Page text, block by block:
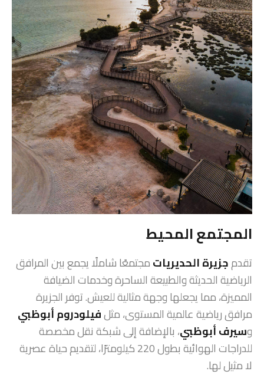
المجتمع المحيط
تقدمجزيرة الحديرياتمجتمعًا شاملًا يجمع بين المرافق
الرياضية الحديثة والطبيعة الساحرة وخدمات الضيافة
المميزة، مما يجعلها وجهة مثالية للعيش. توفر الجزيرة
مرافق رياضية عالمية المستوى، مثلفيلودروم أبوظبي
وسيرف أبوظبي، بالإضافة إلى شبكة نقل مخصصة
للدراجات الهوائية بطول 220 كيلومترًا، لتقديم حياة عصرية
لا مثيل لها.